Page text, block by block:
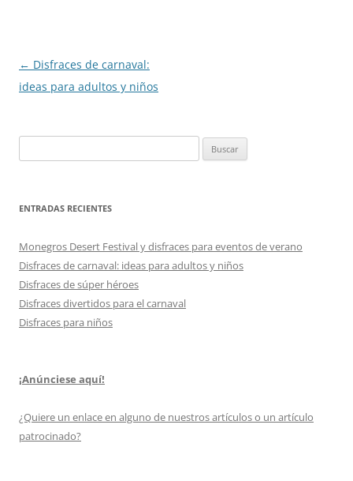
Navegación
de
← Disfraces de carnaval:
ideas para adultos y niños
ENTRADAS RECIENTES
Monegros Desert Festival y disfraces para eventos de verano
Disfraces de carnaval: ideas para adultos y niños
Disfraces de súper héroes
Disfraces divertidos para el carnaval
Disfraces para niños
¡Anúnciese aquí!
¿Quiere un enlace en alguno de nuestros artículos o un artículo
patrocinado?